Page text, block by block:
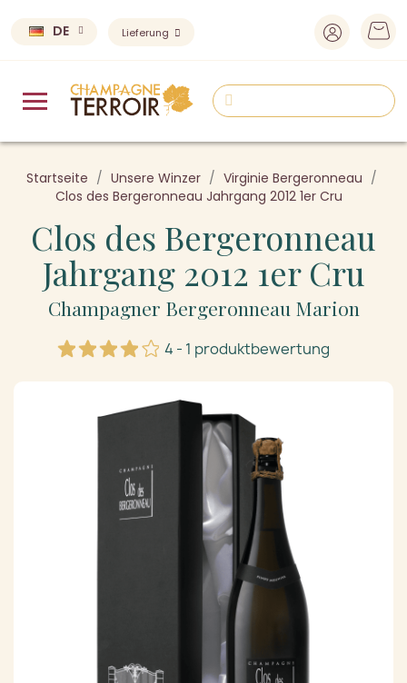
DE Lieferung
Startseite Unsere Winzer
Virginie Bergeronneau
Clos des Bergeronneau Jahrgang 2012 1er Cru
Clos des Bergeronneau
Jahrgang 2012 1er Cru
Champagner Bergeronneau Marion
4 - 1 produktbewertung